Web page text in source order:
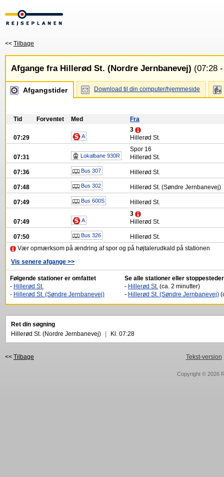
<< Tilbage
Afgange fra Hillerød St. (Nordre Jernbanevej) (07:28
Afgangstider Download til din computer/hjemmeside
Tid Forventet Med Fra
07:29 A
3
Hillerød St.
07:31 Lokalbane 930R
Spor 16
Hillerød St.
07:36 Bus 307 Hillerød St.
07:48 Bus 302 Hillerød St. (Søndre Jernbanevej)
07:49 Bus 600S Hillerød St.
07:49 A
3
Hillerød St.
07:50 Bus 326
Hillerød St.
Vær opmærksom på ændring af spor og på højtalerudkald på stationen
Vis senere afgange >>
Følgende stationer er omfattet
- Hillerød St.
- Hillerød St. (Søndre Jernbanevej)
Se alle stationer eller
- Hillerød St. (ca. 2 minutter)
- Hillerød St. (Søndre Jernbanevej)
Ret din søgning
Hillerød St. (Nordre Jernbanevej)
Kl. 07:28
<< Tilbage Tekst-version
Copyright © 2026